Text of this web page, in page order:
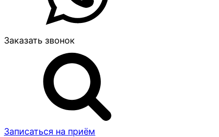
Заказать звонок
Записаться на приём